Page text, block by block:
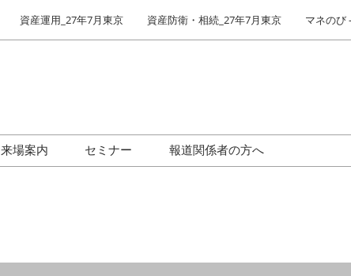
資産運用_27年7月東京 資産防衛・相続_27年7月東京 マネのび
来場案内
セミナー
報道関係者の方へ